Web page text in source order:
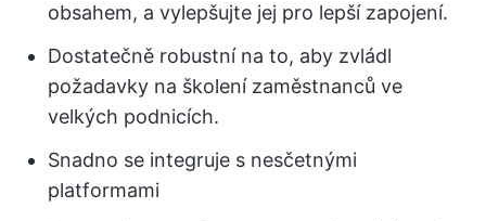
obsahem, a vylepšujte jej pro lepší zapojení.
Dostatečně robustní na to, aby zvládl
požadavky na školení zaměstnanců ve
velkých podnicích.
Snadno se integruje s nesčetnými
platformami